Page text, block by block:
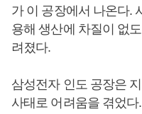
가 이 공장에서 나온다.
용해 생산에 차질이 없
려졌다.
삼성전자 인도 공장은
사태로 어려움을 겪었다.